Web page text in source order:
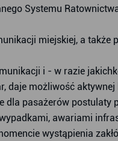
Systemu
miejskiej, a także
i - w razie
daje możliwość
dla pasażerów
awariami
wystąpienia